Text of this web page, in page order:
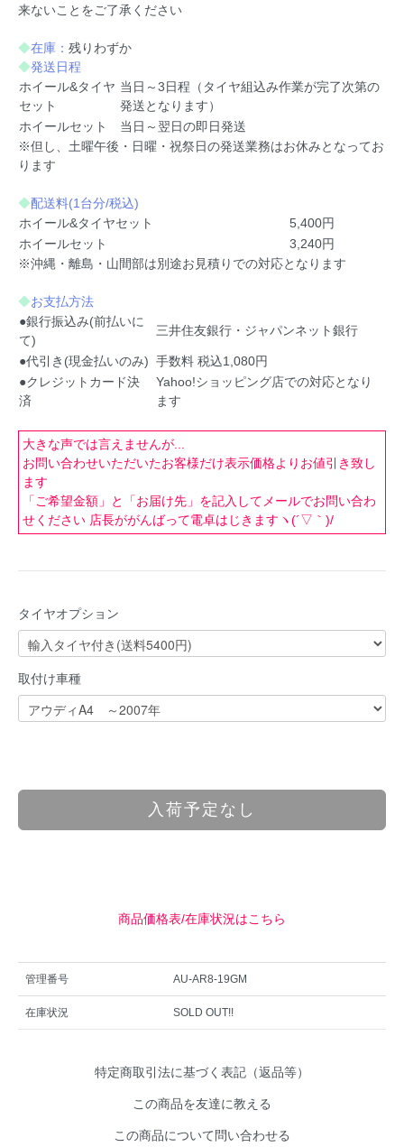
来ないことをご了承ください
◆在庫： 残りわずか
◆発送日程
ホイール&タイヤ
セット
当日～3日程（タイヤ組込み作業が完了次第の
発送となります）
ホイールセット
当日～翌日の即日発送
※但し、土曜午後・日曜・祝祭日の発送業務はお休みとなってお
ります
◆配送料(1台分/税込)
ホイール&タイヤセット
5,400円
ホイールセット
3,240円
※沖縄・離島・山間部は別途お見積りでの対応となります
◆お支払方法
●銀行振込み(前払いに
て)
三井住友銀行・ジャパンネット銀行
●代引き(現金払いのみ) 手数料 税込1,080円
●クレジットカード決
済
Yahoo!ショッピング店での対応となり
ます
大きな声では言えませんが...
お問い合わせいただいたお客様だけ表示価格よりお値引き致し
ます
「ご希望金額」と「お届け先」を記入してメールでお問い合わ
せください 店長ががんばって電卓はじきますヽ(´▽｀)/
タイヤオプション
取付け車種
入荷予定なし
商品価格表/在庫状況はこちら
管理番号 AU-AR8-19GM
在庫状況 SOLD OUT!!
特定商取引法に基づく表記（返品等）
この商品を友達に教える
この商品について問い合わせる